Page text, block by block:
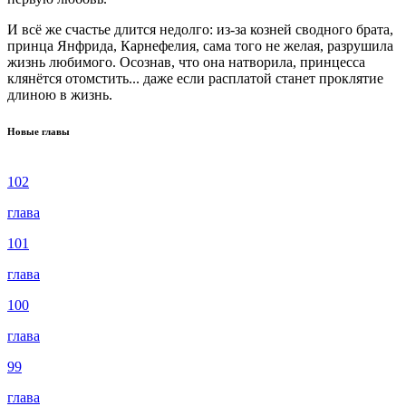
И всё же счастье длится недолго: из-за козней сводного брата,
принца Янфрида, Карнефелия, сама того не желая, разрушила
жизнь любимого. Осознав, что она натворила, принцесса
клянётся отомстить... даже если расплатой станет проклятие
длиною в жизнь.
Новые главы
102
глава
101
глава
100
глава
99
глава